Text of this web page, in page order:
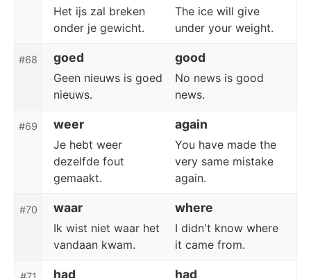
Het ijs zal breken
onder je gewicht.
The ice will give
under your weight.
#68 goed good
Geen nieuws is goed
nieuws.
No news is good
news.
#69 weer again
Je hebt weer
dezelfde fout
gemaakt.
You have made the
very same mistake
again.
#70 waar where
Ik wist niet waar het
vandaan kwam.
I didn't know where
it came from.
had had